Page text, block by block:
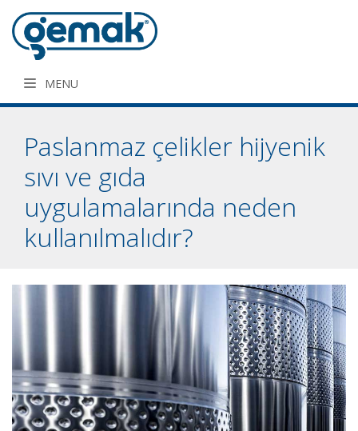
MENU
Paslanmaz çelikler hijyenik
sıvı ve gıda
uygulamalarında neden
kullanılmalıdır?